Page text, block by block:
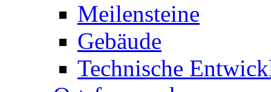
Meilensteine
Gebäude
Technische